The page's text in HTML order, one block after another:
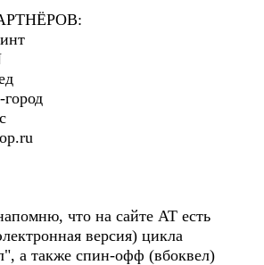
что на сайте АТ есть
версия) цикла
а также спин-офф (вбоквел)